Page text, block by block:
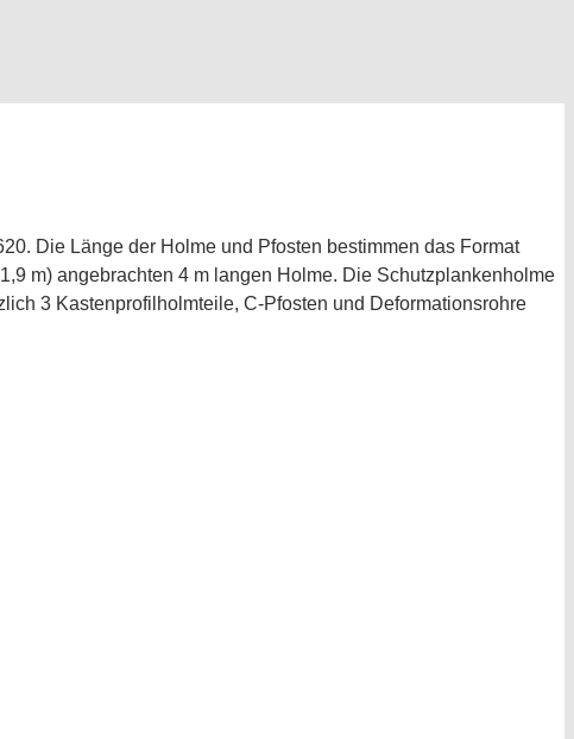
Die Länge der Holme und Pfosten bestimmen das Format
m) angebrachten 4 m langen Holme. Die Schutzplankenholme
3 Kastenprofilholmteile, C-Pfosten und Deformationsrohre